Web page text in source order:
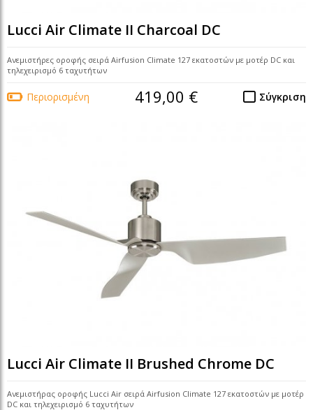
Lucci Air Climate II Charcoal DC
Ανεμιστήρες οροφής σειρά Airfusion Climate 127 εκατοστών με μοτέρ DC και
τηλεχειρισμό 6 ταχυτήτων
Περιορισμένη Σύγκριση
419,00 €
Lucci Air Climate II Brushed Chrome DC
Ανεμιστήρας οροφής Lucci Air σειρά Airfusion Climate 127 εκατοστών με μοτέρ
DC και τηλεχειρισμό 6 ταχυτήτων